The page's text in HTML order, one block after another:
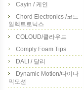
Cayin / 케인
Chord Electronics /코드
일렉트로닉스
COLOUD/클라우드
Comply Foam Tips
DALI / 달리
Dynamic Motion/다이나
믹모션